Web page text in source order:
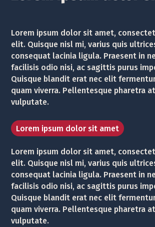
Lorem ipsum dolor sit amet,
elit. Quisque nisl mi, varius quis
consequat lacinia ligula. Praesent in
facilisis odio nisi, ac sagittis purus
Quisque blandit erat nec elit
quam viverra. Pellentesque pharetra
vulputate.
Lorem ipsum dolor sit amet
Lorem ipsum dolor sit amet,
elit. Quisque nisl mi, varius quis
consequat lacinia ligula. Praesent in
facilisis odio nisi, ac sagittis purus
Quisque blandit erat nec elit
quam viverra. Pellentesque pharetra
vulputate.